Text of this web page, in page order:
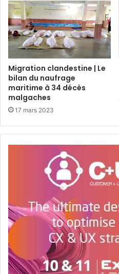
Migration clandestine | Le
bilan du naufrage
maritime à 34 décès
malgaches
17 mars 2023